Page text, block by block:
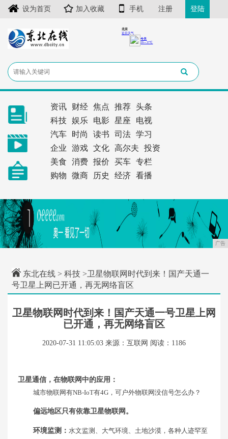
设为首页 加入收藏 手机 注册 登陆
资讯 财经 焦点 推荐
头条
科技
娱乐 电影 星座
电视
汽车
时尚 读书 司法
学习
企业
游戏 文化 高尔夫
投资
美食
消费 报价 买车
专栏
购物
微商 历史 经济 看播
广告
东北在线 > 科技 >卫星物联网时代到来！国产天通一
号卫星上网已开通，再无网络盲区
卫星物联网时代到来！国产天通一号卫星上网
已开通，再无网络盲区
2020-07-31 11:05:03 来源：互联网 阅读：1186
卫星通信，在物联网中的应用：
城市物联网有NB-IoT有4G，可户外物联网没信号怎么办？
偏远地区只有依靠卫星物联网。
环境监测： 水文监测、大气环境、土地沙漠，各种人迹罕至